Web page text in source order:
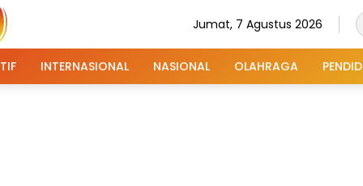
Jumat, 7 Agustus 2026
INTERNASIONAL NASIONAL OLAHRAGA